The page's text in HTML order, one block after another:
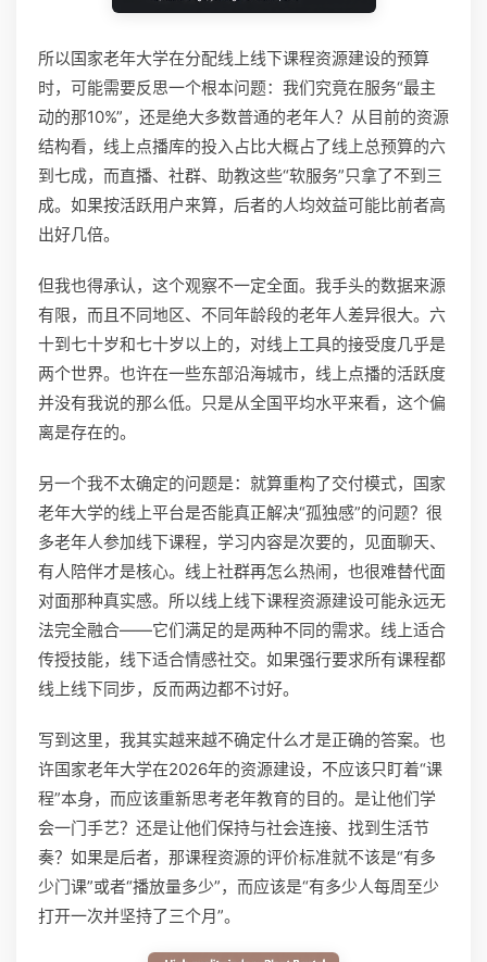
所以国家老年大学在分配线上线下课程资源建设的预算
时，可能需要反思一个根本问题：我们究竟在服务“最主
动的那10%”，还是绝大多数普通的老年人？从目前的资源
结构看，线上点播库的投入占比大概占了线上总预算的六
到七成，而直播、社群、助教这些“软服务”只拿了不到三
成。如果按活跃用户来算，后者的人均效益可能比前者高
出好几倍。
但我也得承认，这个观察不一定全面。我手头的数据来源
有限，而且不同地区、不同年龄段的老年人差异很大。六
十到七十岁和七十岁以上的，对线上工具的接受度几乎是
两个世界。也许在一些东部沿海城市，线上点播的活跃度
并没有我说的那么低。只是从全国平均水平来看，这个偏
离是存在的。
另一个我不太确定的问题是：就算重构了交付模式，国家
老年大学的线上平台是否能真正解决“孤独感”的问题？很
多老年人参加线下课程，学习内容是次要的，见面聊天、
有人陪伴才是核心。线上社群再怎么热闹，也很难替代面
对面那种真实感。所以线上线下课程资源建设可能永远无
法完全融合——它们满足的是两种不同的需求。线上适合
传授技能，线下适合情感社交。如果强行要求所有课程都
线上线下同步，反而两边都不讨好。
写到这里，我其实越来越不确定什么才是正确的答案。也
许国家老年大学在2026年的资源建设，不应该只盯着“课
程”本身，而应该重新思考老年教育的目的。是让他们学
会一门手艺？还是让他们保持与社会连接、找到生活节
奏？如果是后者，那课程资源的评价标准就不该是“有多
少门课”或者“播放量多少”，而应该是“有多少人每周至少
打开一次并坚持了三个月”。